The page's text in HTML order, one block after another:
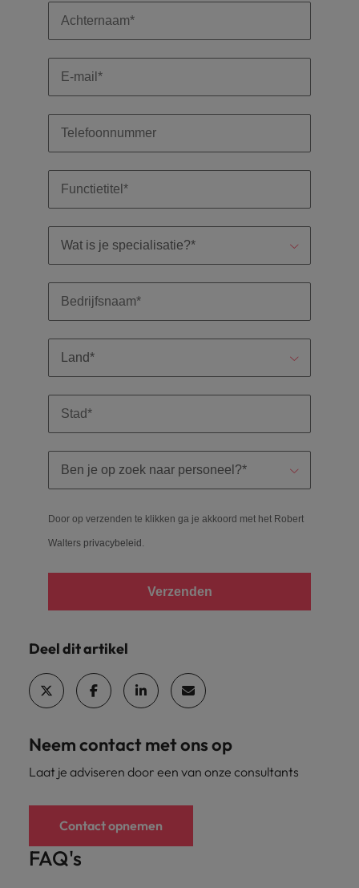
Door op verzenden te klikken ga je akkoord met het Robert
Walters privacybeleid .
Verzenden
Deel dit artikel
Neem contact met ons op
Laat je adviseren door een van onze consultants
Contact opnemen
FAQ's